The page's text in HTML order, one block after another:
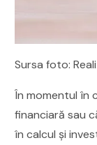
Sursa foto:
În momentul în
financiară sau
în calcul și